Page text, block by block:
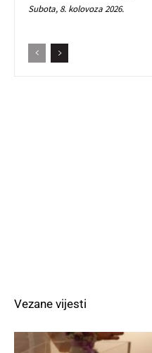
Subota, 8. kolovoza 2026.
Vezane vijesti